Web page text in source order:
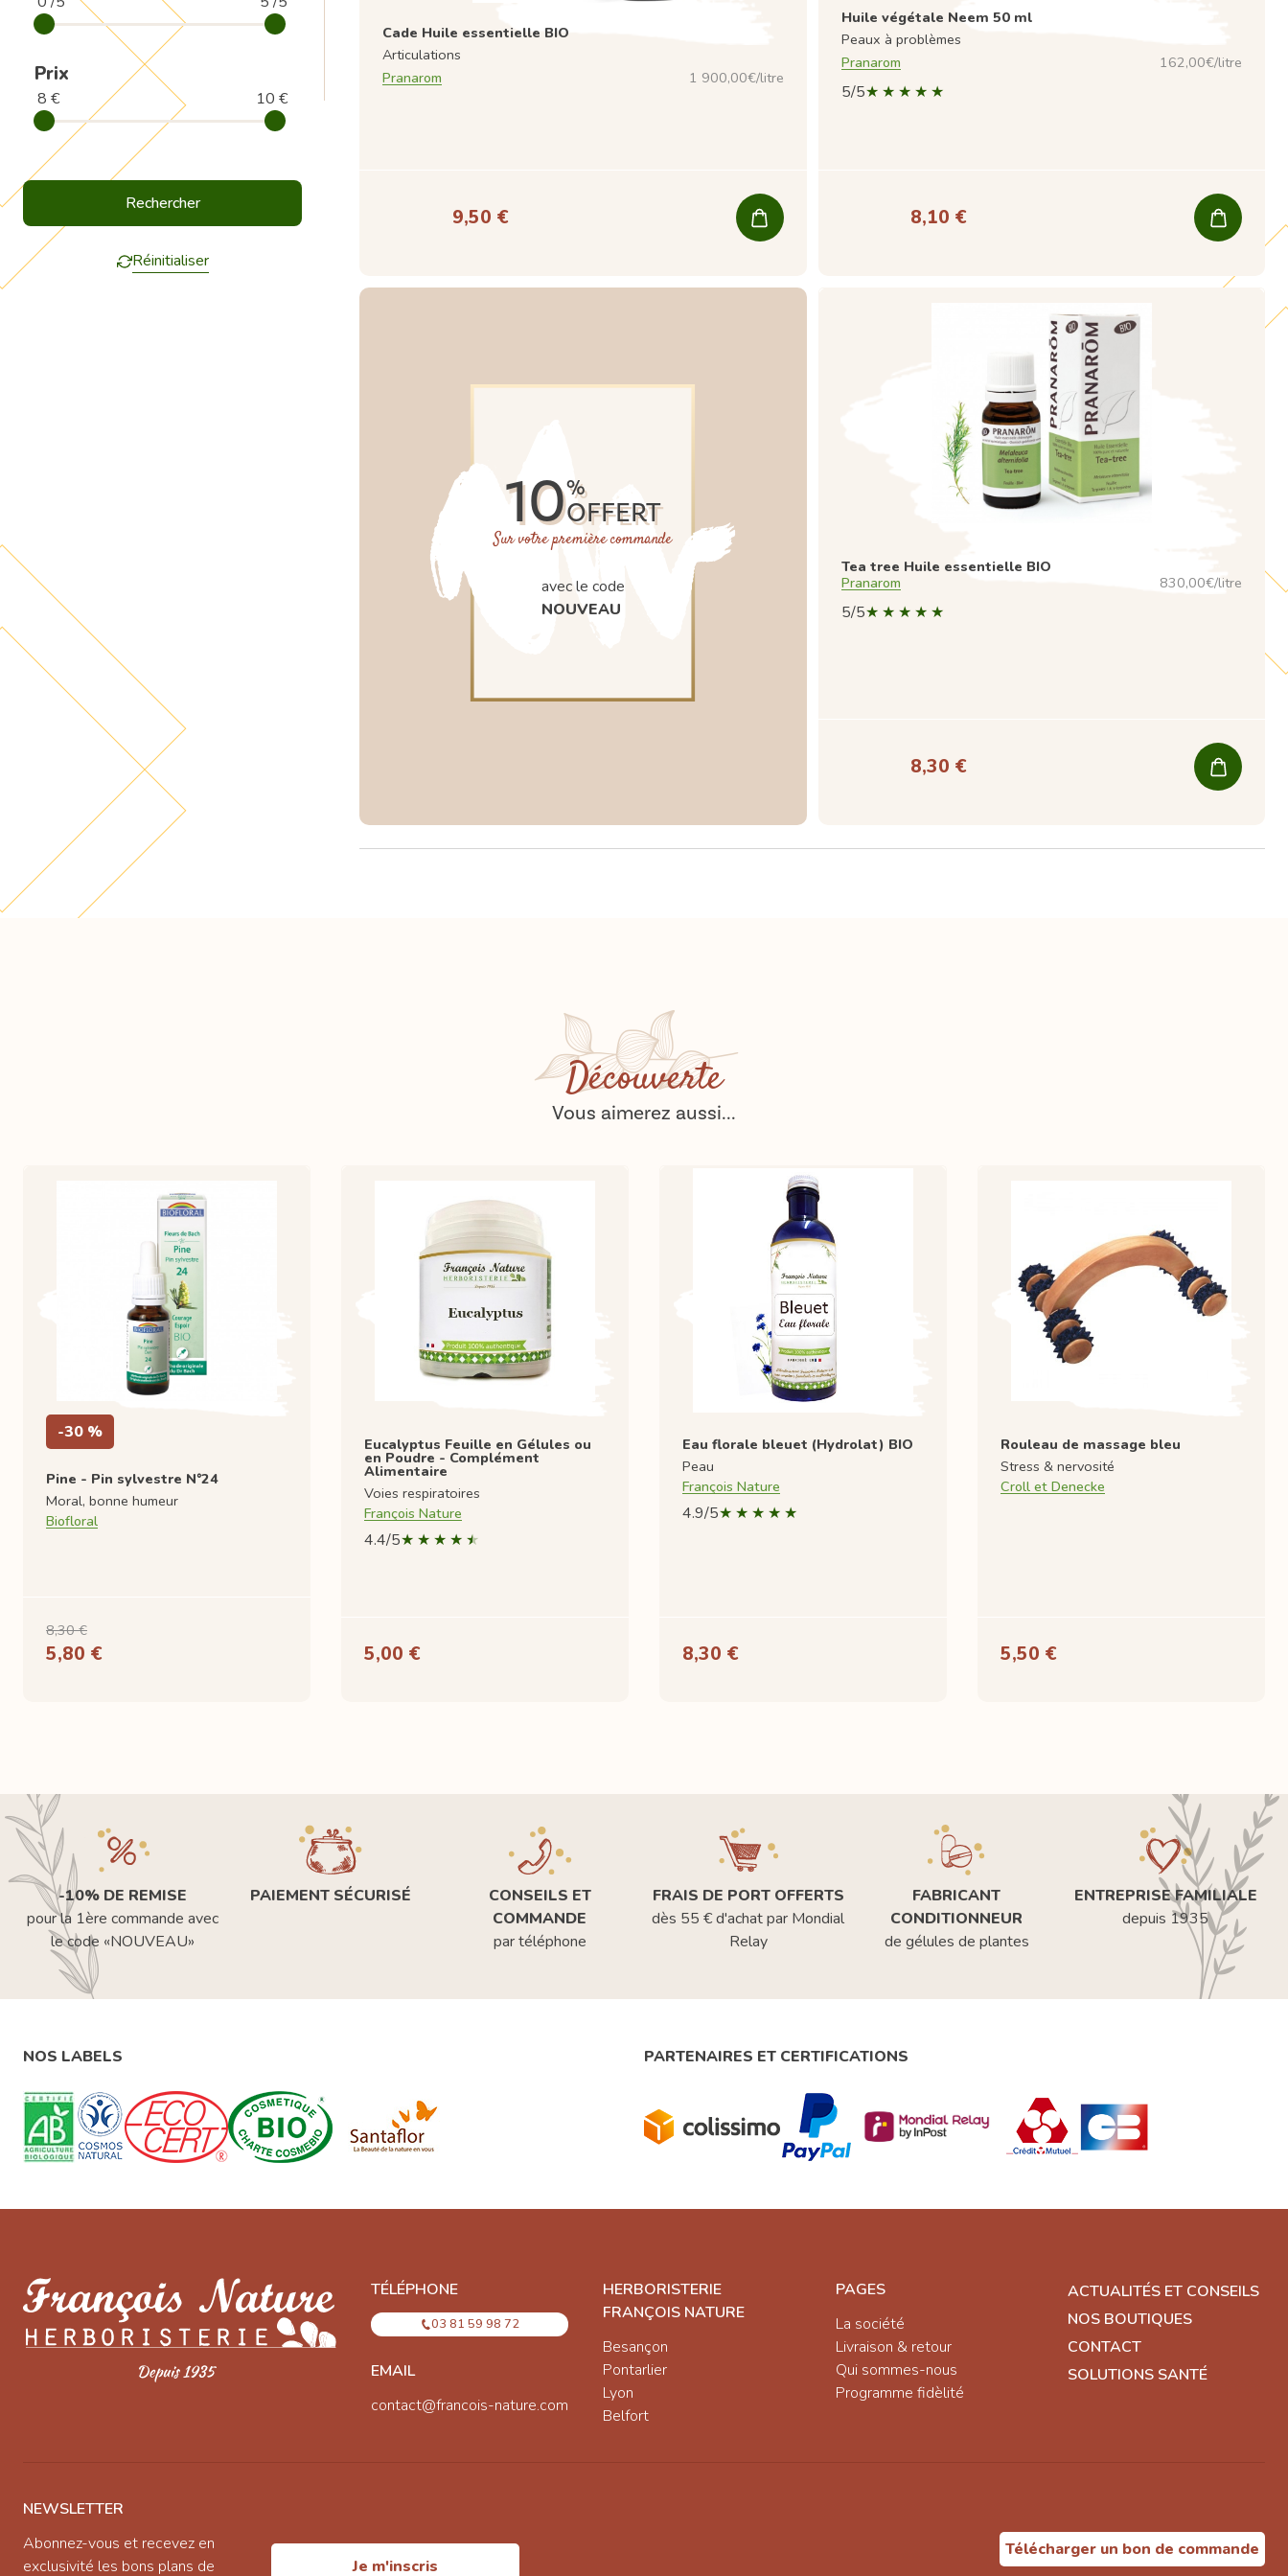
Prix
8 € 10 €
Réinitialiser
Cade Huile essentielle BIO
Articulations
Pranarom
1 900,00€/litre
9,50 €
Huile végétale Neem 50 ml
Peaux à problèmes
Pranarom
162,00€/litre
5/5
8,10 €
10%
OFFERT
Sur votre première commande
avec le code
NOUVEAU
Tea tree Huile essentielle BIO
Pranarom
830,00€/litre
5/5
8,30 €
Découverte
Vous aimerez aussi...
-30 %
Pine - Pin sylvestre N°24
Moral, bonne humeur
Biofloral
8,30 €
5,80 €
Eucalyptus Feuille en Gélules ou
en Poudre - Complément
Alimentaire
Voies respiratoires
François Nature
4.4/5
5,00 €
Eau florale bleuet (Hydrolat) BIO
Peau
François Nature
4.9/5
8,30 €
Rouleau de massage bleu
Stress & nervosité
Croll et Denecke
5,50 €
-10% DE REMISE
pour la 1ère commande avec
le code «NOUVEAU»
PAIEMENT SÉCURISÉ
CONSEILS ET
COMMANDE
par téléphone
FRAIS DE PORT OFFERTS
dès 55 € d'achat par Mondial
Relay
FABRICANT
CONDITIONNEUR
de gélules de plantes
ENTREPRISE FAMILIALE
depuis 1935
NOS LABELS PARTENAIRES ET CERTIFICATIONS
TÉLÉPHONE
03 81 59 98 72
EMAIL
contact@francois-nature.com
HERBORISTERIE
FRANÇOIS NATURE
Besançon
Pontarlier
Lyon
Belfort
PAGES
La société
Livraison & retour
Qui sommes-nous
Programme fidèlité
ACTUALITÉS ET CONSEILS
NOS BOUTIQUES
CONTACT
SOLUTIONS SANTÉ
NEWSLETTER
Abonnez-vous et recevez en
exclusivité les bons plans de
Je m'inscris
Télécharger un bon de commande